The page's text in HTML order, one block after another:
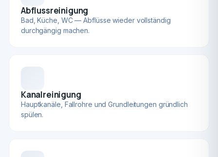
Abflussreinigung
Bad, Küche, WC — Abflüsse wieder vollständig
durchgängig machen.
Kanalreinigung
Hauptkanäle, Fallrohre und Grundleitungen gründlich
spülen.